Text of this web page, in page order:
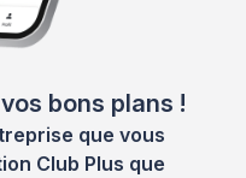
bons plans !
que vous
Club Plus que